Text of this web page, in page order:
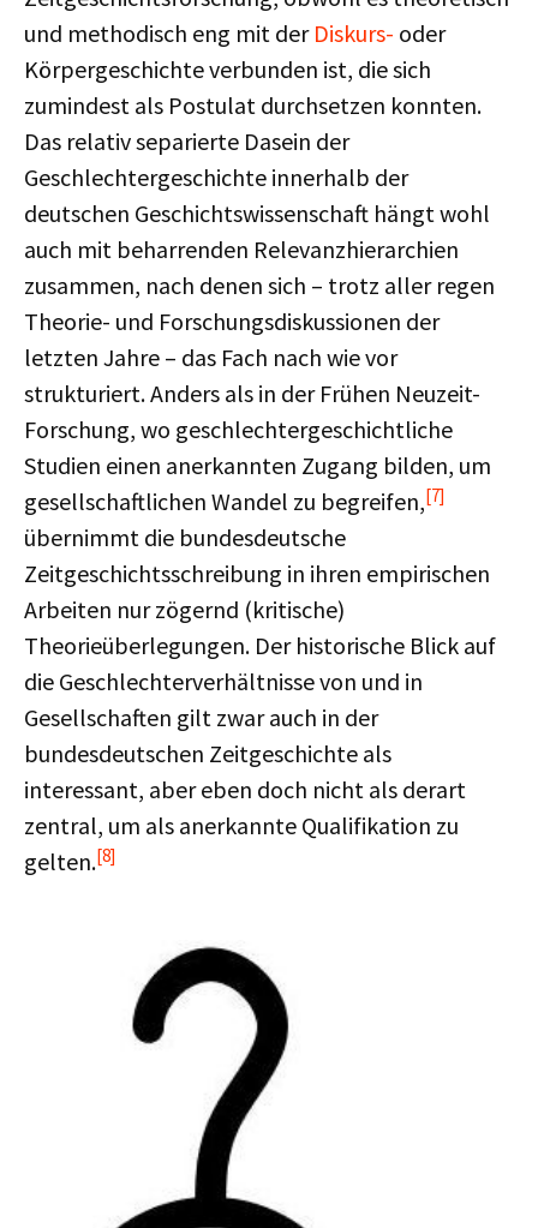
und methodisch eng mit der Diskurs- oder
Körpergeschichte verbunden ist, die sich
zumindest als Postulat durchsetzen konnten.
Das relativ separierte Dasein der
Geschlechtergeschichte innerhalb der
deutschen Geschichtswissenschaft hängt wohl
auch mit beharrenden Relevanzhierarchien
zusammen, nach denen sich – trotz aller regen
Theorie- und Forschungsdiskussionen der
letzten Jahre – das Fach nach wie vor
strukturiert. Anders als in der Frühen Neuzeit-
Forschung, wo geschlechtergeschichtliche
Studien einen anerkannten Zugang bilden, um
gesellschaftlichen Wandel zu begreifen,[7]
übernimmt die bundesdeutsche
Zeitgeschichtsschreibung in ihren empirischen
Arbeiten nur zögernd (kritische)
Theorieüberlegungen. Der historische Blick auf
die Geschlechterverhältnisse von und in
Gesellschaften gilt zwar auch in der
bundesdeutschen Zeitgeschichte als
interessant, aber eben doch nicht als derart
zentral, um als anerkannte Qualifikation zu
gelten.[8]